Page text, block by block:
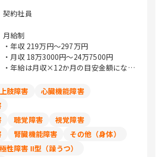
山2階 いわき市平大町7-2 明治安田生命
明治安田生命水戸南町ビル3階 つくば市
学園南2-8-3つくばシティア・トワビル
3階 群馬 太田市飯田町1005-2 太田東京
海上日動ビルディング4階 新潟 新潟市中
央区東大通1-3-8明治安田生命新潟駅前
ビル4階 富山 富山市宝町1-3-10 明治安
田生命富山ビル11階 石川 金沢市広岡2-
福井市大手2-7-15 明治安田生命福井ビ
ル11階 長野 長野市新田町1508-2 明治安
田生命長野ビル4階 松本市大手3-4-5明
治安田生命松本大手ビル1階 静岡 静岡市
三重県津市大鳥町424-1 / 前後、徳重、
契約社員
月給制
・年収 219万円〜297万円
・月収 18万3000円〜24万7500円
・年給は月収×12か月の目安金額になり
上肢障害
心臓機能障害
聴覚障害
視覚障害
腎臓機能障害
その他（身体）
性障害 II型（躁うつ）